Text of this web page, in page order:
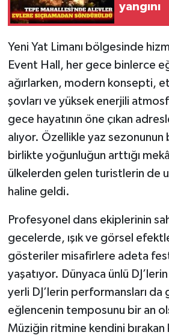
yangını
Yeni Yat Limanı bölgesinde
Event Hall, her gece binlerce
ağırlarken, modern konsepti,
şovları ve yüksek enerjili
gece hayatının öne çıkan
alıyor. Özellikle yaz sezonunun
birlikte yoğunluğun arttığı
ülkelerden gelen turistlerin de
haline geldi.
Profesyonel dans ekiplerinin
gecelerde, ışık ve görsel
gösteriler misafirlere adeta
yaşatıyor. Dünyaca ünlü DJ’lerin
yerli DJ’lerin performansları da
eğlencenin temposunu bir an
Müziğin ritmine kendini bırakan